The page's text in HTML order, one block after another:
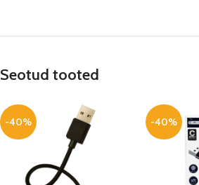
Seotud tooted
-40% -40%